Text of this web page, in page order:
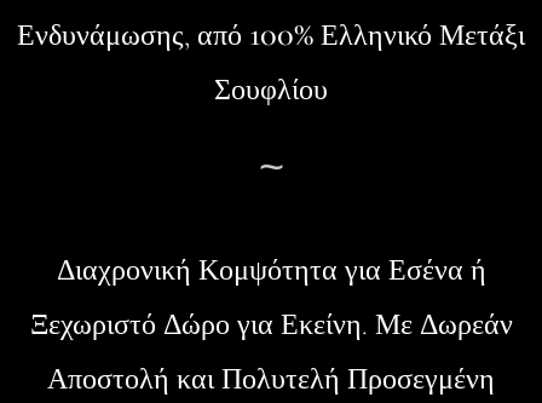
Ενδυνάμωσης, από 100% Ελληνικό Μετάξι
Σουφλίου
~
Διαχρονική Κομψότητα για Εσένα ή
Ξεχωριστό Δώρο για Εκείνη. Με Δωρεάν
Αποστολή και Πολυτελή Προσεγμένη